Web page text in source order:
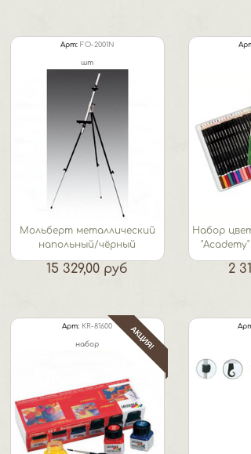
Арт: FO-2001N
шт
Мольберт металлический
напольный/чёрный
15 329,00 руб
Набор
2
Арт: KR-81600
набор АКЦИЯ!